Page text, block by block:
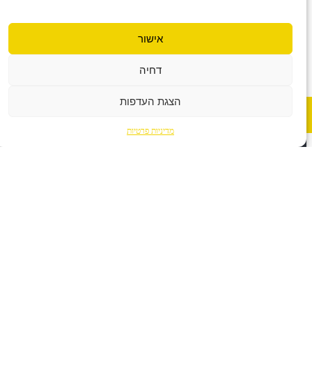
אישור
דחיה
הצגת העדפות
מדיניות פרטיות